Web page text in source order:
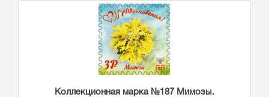
Коллекционная марка №187 Мимозы.